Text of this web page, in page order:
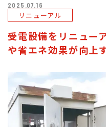
2025.07.16
リニューアル
受電設備をリニュー
や省エネ効果が向上